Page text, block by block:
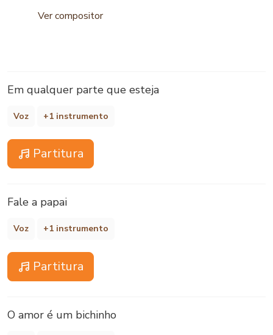
Ver compositor
Em qualquer parte que esteja
Voz +1 instrumento
Partitura
Fale a papai
Voz +1 instrumento
Partitura
O amor é um bichinho